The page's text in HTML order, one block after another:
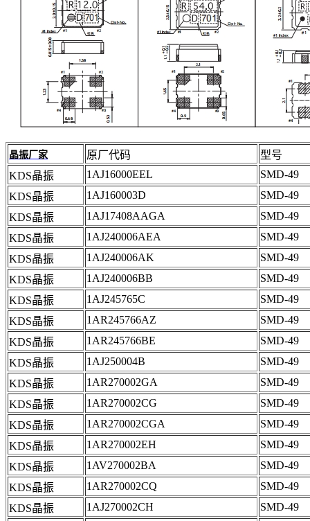
晶振厂家 原厂代码
型号
KDS晶振
1AJ16000EEL
SMD-49
KDS晶振
1AJ160003D
SMD-49
KDS晶振
1AJ17408AAGA
SMD-49
KDS晶振
1AJ240006AEA
SMD-49
KDS晶振
1AJ240006AK
SMD-49
KDS晶振
1AJ240006BB
SMD-49
KDS晶振
1AJ245765C
SMD-49
KDS晶振
1AR245766AZ
SMD-49
KDS晶振
1AR245766BE
SMD-49
KDS晶振
1AJ250004B
SMD-49
KDS晶振
1AR270002GA
SMD-49
KDS晶振
1AR270002CG
SMD-49
KDS晶振
1AR270002CGA
SMD-49
KDS晶振
1AR270002EH
SMD-49
KDS晶振
1AV270002BA
SMD-49
KDS晶振
1AR270002CQ
SMD-49
KDS晶振
1AJ270002CH
SMD-49